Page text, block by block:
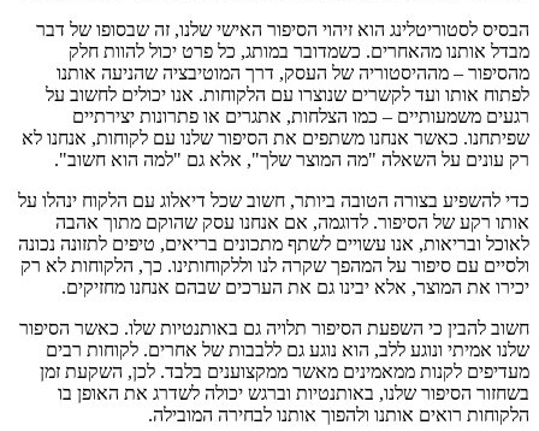
הבסיס לסטוריטלינג הוא זיהוי הסיפור האישי שלנו, זה שבסופו של דבר
מבדל אותנו מהאחרים. כשמדובר במותג, כל פרט יכול להוות חלק
מהסיפור – מההיסטוריה של העסק, דרך המוטיבציה שהניעה אותנו
לפתוח אותו ועד לקשרים שנוצרו עם הלקוחות. אנו יכולים לחשוב על
רגעים משמעותיים – כמו הצלחות, אתגרים או פתרונות יצירתיים
שפיתחנו. כאשר אנחנו משתפים את הסיפור שלנו עם לקוחות, אנחנו לא
רק עונים על השאלה "מה המוצר שלך", אלא גם "למה הוא חשוב".
כדי להשפיע בצורה הטובה ביותר, חשוב שכל דיאלוג עם הלקוח ינהלו על
אותו רקע של הסיפור. לדוגמה, אם אנחנו עסק שהוקם מתוך אהבה
לאוכל ובריאות, אנו עשויים לשתף מתכונים בריאים, טיפים לתזונה נכונה
ולסיים עם סיפור על המהפך שקרה לנו וללקוחותינו. כך, הלקוחות לא רק
יכירו את המוצר, אלא יבינו גם את הערכים שבהם אנחנו מחזיקים.
חשוב להבין כי השפעת הסיפור תלויה גם באותנטיות שלו. כאשר הסיפור
שלנו אמיתי ונוגע ללב, הוא נוגע גם ללבבות של אחרים. לקוחות רבים
מעדיפים לקנות ממאמינים מאשר ממקצוענים בלבד. לכן, השקעת זמן
בשחזור הסיפור שלנו, באותנטיות וברגש יכולה לשדרג את האופן בו
הלקוחות רואים אותנו ולהפוך אותנו לבחירה המובילה.